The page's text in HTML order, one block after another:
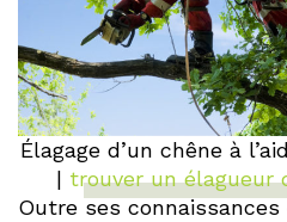
Élagage d’un chêne à
| trouver un élagueur
Outre ses connaissances